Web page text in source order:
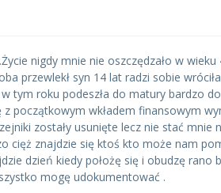
nigdy mnie nie oszczędzało w wieku
przewlekł syn 14 lat radzi sobie
tym roku podeszła do matury bardzo
początkowym wkładem finansowym
zostały usunięte lecz nie stać mnie
cięż znajdzie się ktoś kto może nam
dzień kiedy położę się i obudzę rano
mogę udokumentować .